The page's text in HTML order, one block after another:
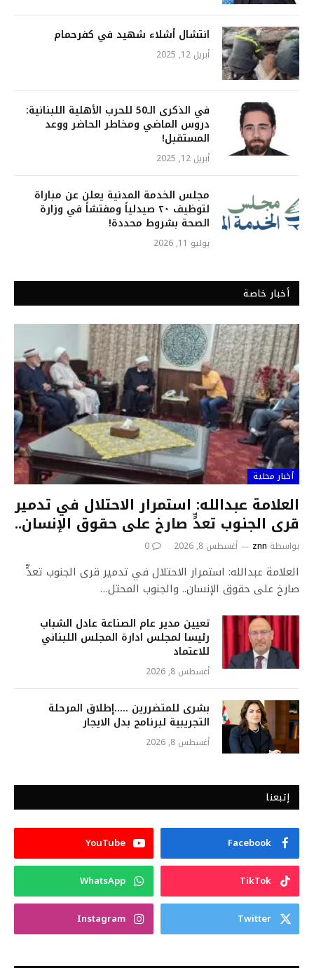
انتشال أشلاء شهيد في كفرحمام
أبريل 12, 2025
في الذكرى الـ50 للحرب الأهلية اللبنانية:
دروس الماضي ومخاطر الحاضر ووعد
المستقبل!
أبريل 12, 2025
مجلس الخدمة المدنية يعلن عن مباراة
لتوظيف ٢٠ صيدلياً ومفتشاً في وزارة
الصحة بشروط محددة!
يوليو 11, 2026
أخبار خاصة
أخبار محلية
العلامة عبدالله: استمرار الاحتلال في تدمير
قرى الجنوب تعدٍّ صارخ على حقوق الإنسان..
بواسطة znn أغسطس 8, 2026 0
العلامة عبدالله: استمرار الاحتلال في تدمير قرى الجنوب تعدٍّ
صارخ على حقوق الإنسان.. والجنوب المحتل…
تعيين مدير عام الصناعة عادل الشباب
رئيسا لمجلس ادارة المجلس اللبناني
للاعتماد
أغسطس 8, 2026
بشرى للمتضررين …..إطلاق المرحلة
التجريبية لبرنامج بدل الايجار
أغسطس 8, 2026
إتبعنا
Facebook
YouTube
TikTok
WhatsApp
Twitter
Instagram